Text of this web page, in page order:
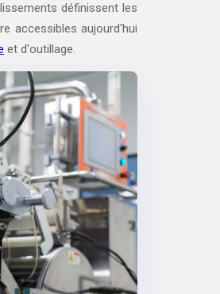
définissent les
accessibles aujourd'hui
et d'outillage.